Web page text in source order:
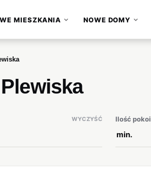
MIESZKANIA
▾ NOWE DOMY
▾
WYCZYŚĆ Ilość pokoi